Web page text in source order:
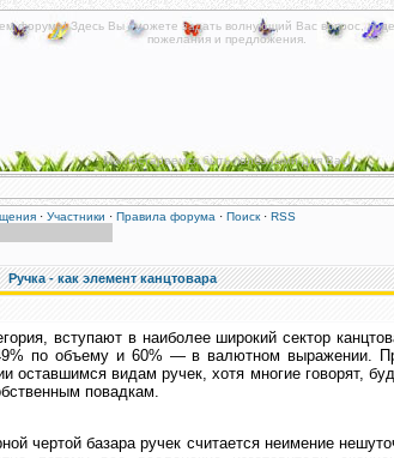
форуме! Здесь Вы сможете задать волнующий Вас вопрос,
пожелания и предложения.
Мы постараемся быть полезными для Вас!
· Участники · Правила форума · Поиск· RSS
Ручка - как элемент канцтовара
вступают в наиболее широкий сектор
по объему и 60% — в валютном выражении.
оставшимся видам ручек, хотя многие говорят,
повадкам.
чертой базара ручек считается неимение